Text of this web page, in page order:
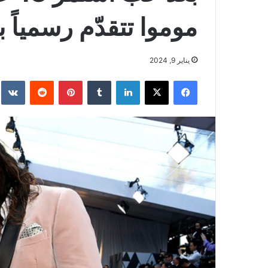
موموا تتقدّم
يناير 9, 2024
فيسبوك ‫X لينكدإن بينتيريست